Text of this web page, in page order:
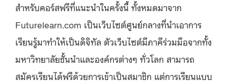
สำหรับคอร์สฟรีที่แนะนำในครั้งนี้ ทั้งหมดมาจาก
Futurelearn.com เป็นเว็บไซต์ศูนย์กลางที่นำเอาการ
เรียนรู้มาทำให้เป็นดิจิทัล ตัวเว็บไซต์มีภาคีร่วมมือจากทั้ง
มหาวิทยาลัยชั้นนำและองค์กรต่างๆ ทั่วโลก สามารถ
สมัครเรียนได้ฟรีด้วยการเข้าเป็นสมาชิก แต่การเรียนแบบ